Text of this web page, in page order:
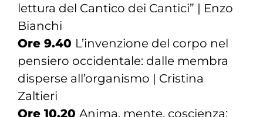
lettura del Cantico dei Cantici” | Enzo
Bianchi
Ore 9.40 L’invenzione del corpo nel
pensiero occidentale: dalle membra
disperse all’organismo | Cristina
Zaltieri
Ore 10.20 Anima, mente, coscienza: